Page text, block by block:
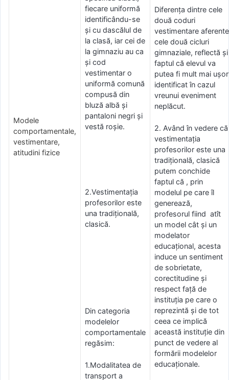
Modele
comportamentale,
vestimentare,
atitudini fizice
fiecare uniformă
identificându-se
şi cu dascălul de
la clasă, iar cei de
la gimnaziu au ca
și cod
vestimentar o
uniformă comună
compusă din
bluză albă și
pantaloni negri şi
vestă roşie.
2.Vestimentația
profesorilor este
una tradițională,
clasică.
Din categoria
modelelor
comportamentale
regăsim:
1.Modalitatea de
transport a
Diferența dintre cele
două coduri
vestimentare aferente
cele două cicluri
gimnaziale, reflectă și
faptul că elevul va
putea fi mult mai ușor
identificat în cazul
vreunui eveniment
neplăcut.
2. Având în vedere că
vestimentația
profesorilor este una
tradițională, clasică
putem conchide
faptul că , prin
modelul pe care îl
generează,
profesorul fiind atît
un model cât și un
modelator
educațional, acesta
induce un sentiment
de sobrietate,
corectitudine și
respect față de
instituția pe care o
reprezintă și de tot
ceea ce implică
această instituție din
punct de vedere al
formării modelelor
educaționale.